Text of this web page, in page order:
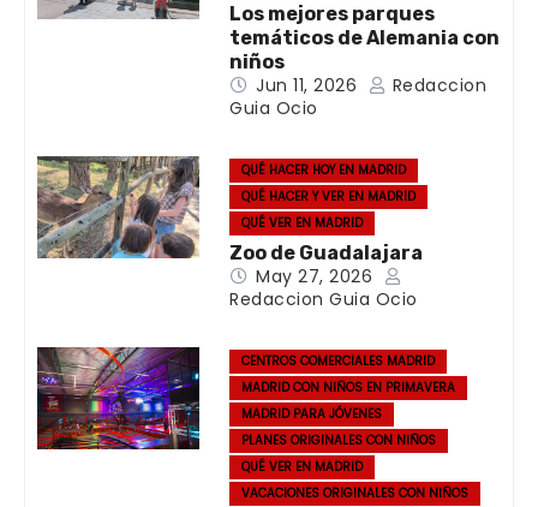
Los mejores parques
temáticos de Alemania con
niños
Jun 11, 2026
Redaccion
Guia Ocio
QUÉ HACER HOY EN MADRID
QUÉ HACER Y VER EN MADRID
QUÉ VER EN MADRID
Zoo de Guadalajara
May 27, 2026
Redaccion Guia Ocio
CENTROS COMERCIALES MADRID
MADRID CON NIÑOS EN PRIMAVERA
MADRID PARA JÓVENES
PLANES ORIGINALES CON NIÑOS
QUÉ VER EN MADRID
VACACIONES ORIGINALES CON NIÑOS